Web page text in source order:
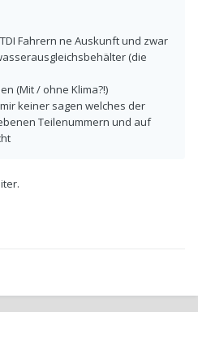
Fahrern ne Auskunft und zwar
(die
(Mit / ohne Klima?!)
keiner sagen welches der
Teilenummern und auf